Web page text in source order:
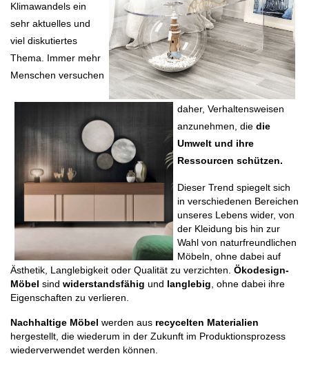
Klimawandels ein
sehr aktuelles und
viel diskutiertes
Thema. Immer mehr
Menschen versuchen
daher, Verhaltensweisen
anzunehmen, die die
Umwelt und ihre
Ressourcen schützen.
Dieser Trend spiegelt sich
in verschiedenen Bereichen
unseres Lebens wider, von
der Kleidung bis hin zur
Wahl von naturfreundlichen
Möbeln, ohne dabei auf
Ästhetik, Langlebigkeit oder Qualität zu verzichten. Ökodesign-
Möbel sind widerstandsfähig und langlebig , ohne dabei ihre
Eigenschaften zu verlieren.
Nachhaltige Möbel werden aus recycelten Materialien
hergestellt, die wiederum in der Zukunft im Produktionsprozess
wiederverwendet werden können.